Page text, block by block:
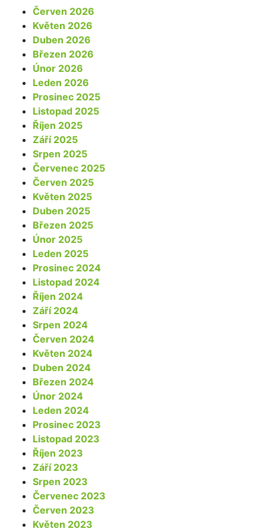
Červen 2026
Květen 2026
Duben 2026
Březen 2026
Únor 2026
Leden 2026
Prosinec 2025
Listopad 2025
Říjen 2025
Září 2025
Srpen 2025
Červenec 2025
Červen 2025
Květen 2025
Duben 2025
Březen 2025
Únor 2025
Leden 2025
Prosinec 2024
Listopad 2024
Říjen 2024
Září 2024
Srpen 2024
Červen 2024
Květen 2024
Duben 2024
Březen 2024
Únor 2024
Leden 2024
Prosinec 2023
Listopad 2023
Říjen 2023
Září 2023
Srpen 2023
Červenec 2023
Červen 2023
Květen 2023